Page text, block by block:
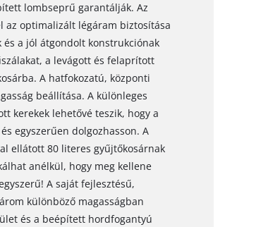
lombseprű garantálják. Az
az optimalizált légáram biztosítása
a jól átgondolt konstrukciónak
a levágott és felaprított
A hatfokozatú, központi
beállítása. A különleges
kerekek lehetővé teszik, hogy a
egyszerűen dolgozhasson. A
ellátott 80 literes gyűjtőkosárnak
anélkül, hogy meg kellene
A saját fejlesztésű,
különböző magasságban
és a beépített hordfogantyú